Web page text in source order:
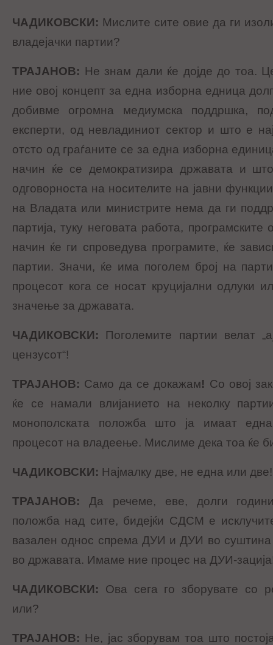
ЧАДИКОВСКИ: Мислите сите овие да ги
владејачки партии?
ТРАЈАНОВ: Не знам дали ќе дојде до тоа.
ние овој концепт за една изборна едница
добивме огромна медиумска поддршка,
експерти, од невладиниот сектор и што е
отсто од граѓаните се за една изборна
начин ќе се демократизира државата и
одговорноста на носителите на јавни
на Владата или министрите нема да ги
партија, туку неговата работа, програмските
начин ќе ги спроведува програмите, ќе
партии. Значи, ќе има поголем број на
процесот кога се носат круцијални одлуки
значење за државата.
ЧАДИКОВСКИ:
Поголемите партии велат
цензусот“!
ТРАЈАНОВ: Само да се докажам! Со овој
ќе се намали влијанието на неколку
монополската положба што ја имаат
процесот на владеење. Мислиме дека тоа ќе
ЧАДИКОВСКИ: Најмалку две, не една или две!
ТРАЈАНОВ: Да речеме, еве, долги
положба над сите, бидејќи СДСМ е
вазален однос спрема ДУИ и ДУИ во суштина
во државата. Имаме ние процес на ДУИ-
ЧАДИКОВСКИ:
Ова сега го зборувате со
или?
ТРАЈАНОВ: Не, јас зборувам тоа што